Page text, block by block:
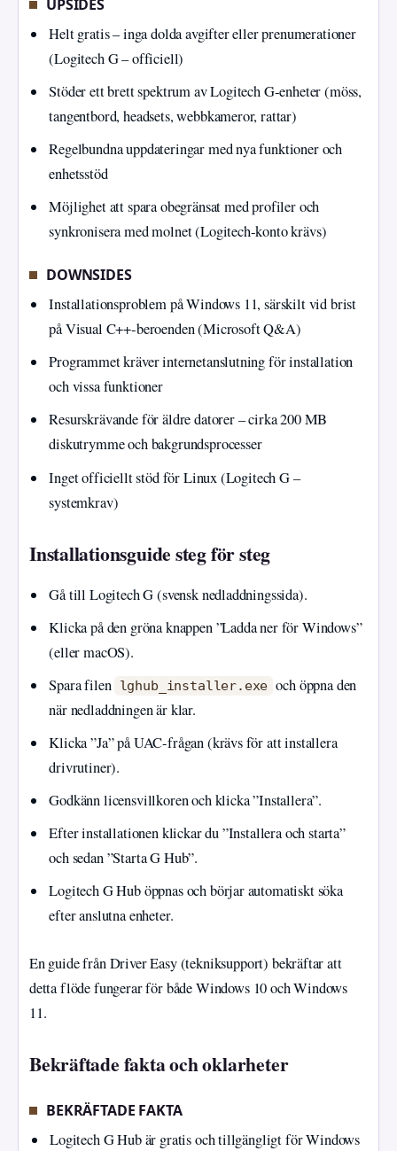
UPSIDES
Helt gratis – inga dolda avgifter eller prenumerationer
(Logitech G – officiell)
Stöder ett brett spektrum av Logitech G‑enheter (möss,
tangentbord, headsets, webbkameror, rattar)
Regelbundna uppdateringar med nya funktioner och
enhetsstöd
Möjlighet att spara obegränsat med profiler och
synkronisera med molnet (Logitech‑konto krävs)
DOWNSIDES
Installationsproblem på Windows 11, särskilt vid brist
på Visual C++‑beroenden (Microsoft Q&A)
Programmet kräver internetanslutning för installation
och vissa funktioner
Resurskrävande för äldre datorer – cirka 200 MB
diskutrymme och bakgrundsprocesser
Inget officiellt stöd för Linux (Logitech G –
systemkrav)
Installationsguide steg för steg
Gå till Logitech G (svensk nedladdningssida).
Klicka på den gröna knappen ”Ladda ner för Windows”
(eller macOS).
Spara filen lghub_installer.exe och öppna den
när nedladdningen är klar.
Klicka ”Ja” på UAC-frågan (krävs för att installera
drivrutiner).
Godkänn licensvillkoren och klicka ”Installera”.
Efter installationen klickar du ”Installera och starta”
och sedan ”Starta G Hub”.
Logitech G Hub öppnas och börjar automatiskt söka
efter anslutna enheter.
En guide från Driver Easy (tekniksupport) bekräftar att
detta flöde fungerar för både Windows 10 och Windows
11.
Bekräftade fakta och oklarheter
BEKRÄFTADE FAKTA
Logitech G Hub är gratis och tillgängligt för Windows